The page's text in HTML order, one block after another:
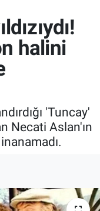
halini
'Tuncay'
Necati Aslan'ın